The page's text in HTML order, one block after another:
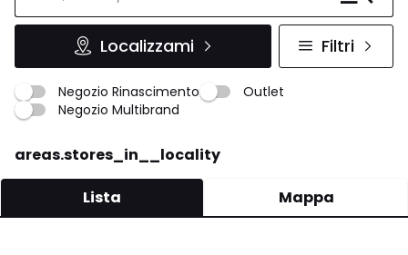
Localizzami Filtri
Negozio Rinascimento
Outlet
Negozio Multibrand
areas.stores_in__locality
Lista Mappa